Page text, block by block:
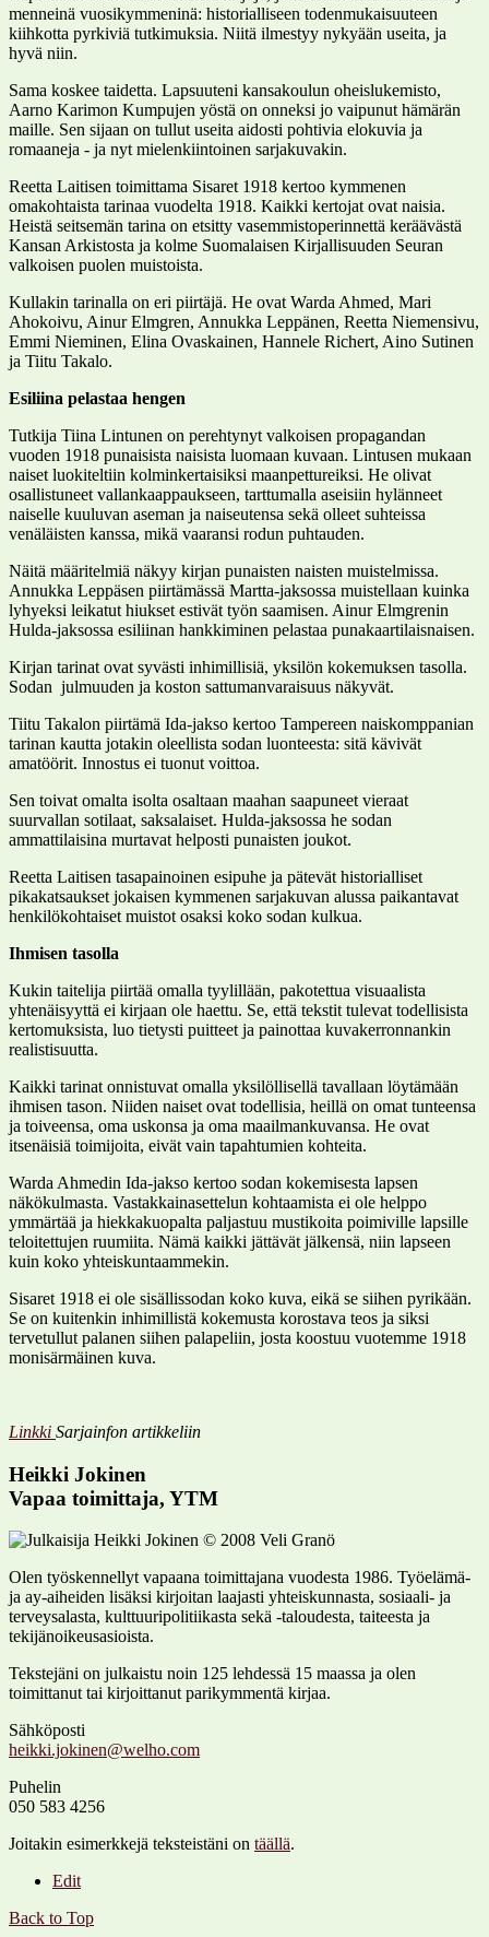
menneinä vuosikymmeninä: historialliseen todenmukaisuuteen
kiihkotta pyrkiviä tutkimuksia. Niitä ilmestyy nykyään useita, ja
hyvä niin.
Sama koskee taidetta. Lapsuuteni kansakoulun oheislukemisto,
Aarno Karimon Kumpujen yöstä on onneksi jo vaipunut hämärän
maille. Sen sijaan on tullut useita aidosti pohtivia elokuvia ja
romaaneja - ja nyt mielenkiintoinen sarjakuvakin.
Reetta Laitisen toimittama Sisaret 1918 kertoo kymmenen
omakohtaista tarinaa vuodelta 1918. Kaikki kertojat ovat naisia.
Heistä seitsemän tarina on etsitty vasemmistoperinnettä keräävästä
Kansan Arkistosta ja kolme Suomalaisen Kirjallisuuden Seuran
valkoisen puolen muistoista.
Kullakin tarinalla on eri piirtäjä. He ovat Warda Ahmed, Mari
Ahokoivu, Ainur Elmgren, Annukka Leppänen, Reetta Niemensivu,
Emmi Nieminen, Elina Ovaskainen, Hannele Richert, Aino Sutinen
ja Tiitu Takalo.
Esiliina pelastaa hengen
Tutkija Tiina Lintunen on perehtynyt valkoisen propagandan
vuoden 1918 punaisista naisista luomaan kuvaan. Lintusen mukaan
naiset luokiteltiin kolminkertaisiksi maanpettureiksi. He olivat
osallistuneet vallankaappaukseen, tarttumalla aseisiin hylänneet
naiselle kuuluvan aseman ja naiseutensa sekä olleet suhteissa
venäläisten kanssa, mikä vaaransi rodun puhtauden.
Näitä määritelmiä näkyy kirjan punaisten naisten muistelmissa.
Annukka Leppäsen piirtämässä Martta-jaksossa muistellaan kuinka
lyhyeksi leikatut hiukset estivät työn saamisen. Ainur Elmgrenin
Hulda-jaksossa esiliinan hankkiminen pelastaa punakaartilaisnaisen.
Kirjan tarinat ovat syvästi inhimillisiä, yksilön kokemuksen tasolla.
Sodan julmuuden ja koston sattumanvaraisuus näkyvät.
Tiitu Takalon piirtämä Ida-jakso kertoo Tampereen naiskomppanian
tarinan kautta jotakin oleellista sodan luonteesta: sitä kävivät
amatöörit. Innostus ei tuonut voittoa.
Sen toivat omalta isolta osaltaan maahan saapuneet vieraat
suurvallan sotilaat, saksalaiset. Hulda-jaksossa he sodan
ammattilaisina murtavat helposti punaisten joukot.
Reetta Laitisen tasapainoinen esipuhe ja pätevät historialliset
pikakatsaukset jokaisen kymmenen sarjakuvan alussa paikantavat
henkilökohtaiset muistot osaksi koko sodan kulkua.
Ihmisen tasolla
Kukin taitelija piirtää omalla tyylillään, pakotettua visuaalista
yhtenäisyyttä ei kirjaan ole haettu. Se, että tekstit tulevat todellisista
kertomuksista, luo tietysti puitteet ja painottaa kuvakerronnankin
realistisuutta.
Kaikki tarinat onnistuvat omalla yksilöllisellä tavallaan löytämään
ihmisen tason. Niiden naiset ovat todellisia, heillä on omat tunteensa
ja toiveensa, oma uskonsa ja oma maailmankuvansa. He ovat
itsenäisiä toimijoita, eivät vain tapahtumien kohteita.
Warda Ahmedin Ida-jakso kertoo sodan kokemisesta lapsen
näkökulmasta. Vastakkainasettelun kohtaamista ei ole helppo
ymmärtää ja hiekkakuopalta paljastuu mustikoita poimiville lapsille
teloitettujen ruumiita. Nämä kaikki jättävät jälkensä, niin lapseen
kuin koko yhteiskuntaammekin.
Sisaret 1918 ei ole sisällissodan koko kuva, eikä se siihen pyrikään.
Se on kuitenkin inhimillistä kokemusta korostava teos ja siksi
tervetullut palanen siihen palapeliin, josta koostuu vuotemme 1918
monisärmäinen kuva.
Linkki Sarjainfon artikkeliin
Heikki Jokinen
Vapaa toimittaja, YTM
Olen työskennellyt vapaana toimittajana vuodesta 1986. Työelämä-
ja ay-aiheiden lisäksi kirjoitan laajasti yhteiskunnasta, sosiaali- ja
terveysalasta, kulttuuripolitiikasta sekä -taloudesta, taiteesta ja
tekijänoikeusasioista.
Tekstejäni on julkaistu noin 125 lehdessä 15 maassa ja olen
toimittanut tai kirjoittanut parikymmentä kirjaa.
Sähköposti
Puhelin
050 583 4256
Joitakin esimerkkejä teksteistäni on täällä.
Edit
Back to Top